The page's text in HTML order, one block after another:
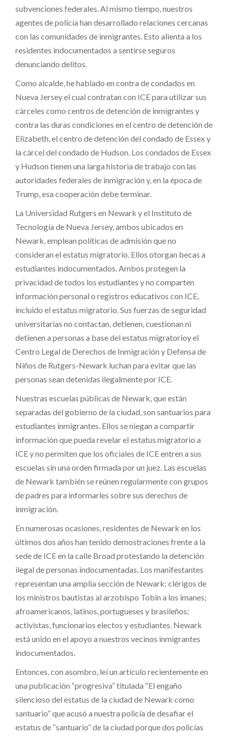
subvenciones federales. Al mismo tiempo, nuestros
agentes de policía han desarrollado relaciones cercanas
con las comunidades de inmigrantes. Esto alienta a los
residentes indocumentados a sentirse seguros
denunciando delitos.
Como alcalde, he hablado en contra de condados en
Nueva Jersey el cual contratan con ICE para utilizar sus
cárceles como centros de detención de inmigrantes y
contra las duras condiciones en el centro de detención de
Elizabeth, el centro de detención del condado de Essex y
la cárcel del condado de Hudson. Los condados de Essex
y Hudson tienen una larga historia de trabajo con las
autoridades federales de inmigración y, en la época de
Trump, esa cooperación debe terminar.
La Universidad Rutgers en Newark y el Instituto de
Tecnología de Nueva Jersey, ambos ubicados en
Newark, emplean políticas de admisión que no
consideran el estatus migratorio. Ellos otorgan becas a
estudiantes indocumentados. Ambos protegen la
privacidad de todos los estudiantes y no comparten
información personal o registros educativos con ICE,
incluido el estatus migratorio. Sus fuerzas de seguridad
universitarias no contactan, detienen, cuestionan ni
detienen a personas a base del estatus migratorioy el
Centro Legal de Derechos de Inmigración y Defensa de
Niños de Rutgers-Newark luchan para evitar que las
personas sean detenidas ilegalmente por ICE.
Nuestras escuelas públicas de Newark, que están
separadas del gobierno de la ciudad, son santuarios para
estudiantes inmigrantes. Ellos se niegan a compartir
información que pueda revelar el estatus migratorio a
ICE y no permiten que los oficiales de ICE entren a sus
escuelas sin una orden firmada por un juez. Las escuelas
de Newark también se reúnen regularmente con grupos
de padres para informarles sobre sus derechos de
inmigración.
En numerosas ocasiones, residentes de Newark en los
últimos dos años han tenido demostraciones frente a la
sede de ICE en la calle Broad protestando la detención
ilegal de personas indocumentadas. Los manifestantes
representan una amplia sección de Newark: clérigos de
los ministros bautistas al arzobispo Tobin a los imanes;
afroamericanos, latinos, portugueses y brasileños;
activistas, funcionarios electos y estudiantes. Newark
está unido en el apoyo a nuestros vecinos inmigrantes
indocumentados.
Entonces, con asombro, leí un artículo recientemente en
una publicación “progresiva” titulada “El engaño
silencioso del estatus de la ciudad de Newark como
santuario” que acusó a nuestra policía de desafiar el
estatus de “santuario” de la ciudad porque dos policías